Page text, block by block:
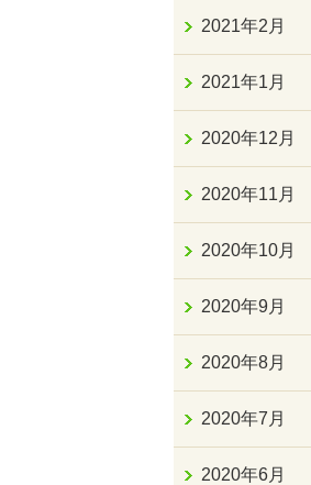
2021年2月
2021年1月
2020年12月
2020年11月
2020年10月
2020年9月
2020年8月
2020年7月
2020年6月